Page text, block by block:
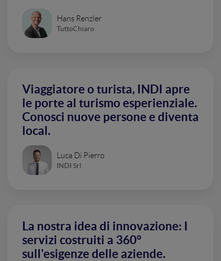
Hans Renzler
TuttoChiaro
Viaggiatore o turista, INDI apre
le porte al turismo esperienziale.
Conosci nuove persone e diventa
local.
Luca Di Pierro
INDI Srl
La nostra idea di innovazione: I
servizi costruiti a 360°
sull'esigenze delle aziende.